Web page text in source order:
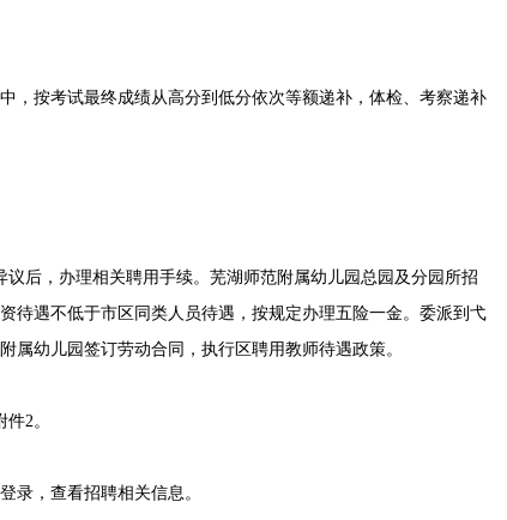
按考试最终成绩从高分到低分依次等额递补，体检、考察递补
，办理相关聘用手续。芜湖师范附属幼儿园总园及分园所招
待遇不低于市区同类人员待遇，按规定办理五险一金。委派到弋
幼儿园签订劳动合同，执行区聘用教师待遇政策。
2。
，查看招聘相关信息。